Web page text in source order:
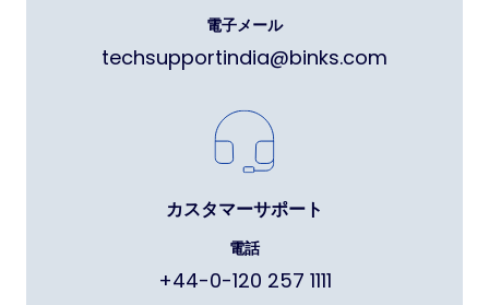
電子メール
techsupportindia@binks.com
カスタマーサポート
電話
+44-0-120 257 1111